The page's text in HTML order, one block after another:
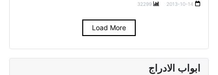
ابواب الادراج
2013-10-14
32299
Load More